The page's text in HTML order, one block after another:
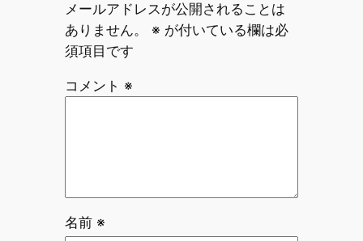
メールアドレスが公開されることは
ありません。
※ が付いている欄は必
須項目です
コメント ※
名前 ※